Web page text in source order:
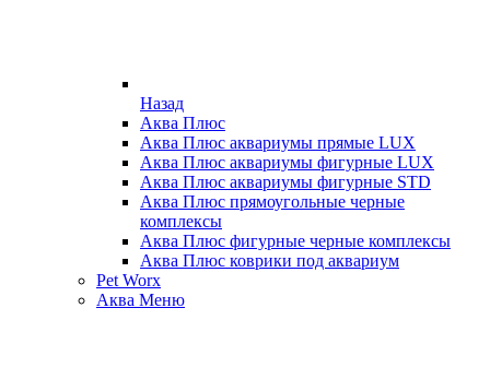
Назад
Аква Плюс
Аква Плюс аквариумы прямые LUX
Аква Плюс аквариумы фигурные LUX
Аква Плюс аквариумы фигурные STD
Аква Плюс прямоугольные черные
комплексы
Аква Плюс фигурные черные комплексы
Аква Плюс коврики под аквариум
Pet Worx
Аква Меню